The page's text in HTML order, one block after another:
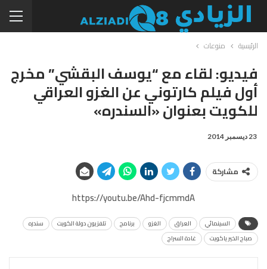
الرئيسية منوعات
فيديو: لقاء مع “يوسف البقشي” مخرج
أول فيلم كارتوني عن الغزو العراقي
للكويت بعنوان «السندره»
23 ديسمبر 2014
مشاركة
https://youtu.be/Ahd-fjcmmdA
السينمائي العراق الغزو برنامج تلفزيون دولة الكويت
سندره
صباح الخير ياكويت
غادة السراج